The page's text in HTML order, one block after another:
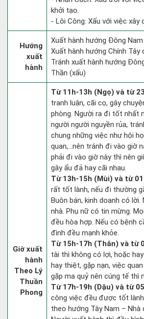
khởi tạo.
- Lôi Công: Xấu với việc xây
Hướng
xuất
hành
Xuất hành hướng Đông
Xuất hành hướng Chính Tây
Tránh xuất hành hướng
Thần (xấu)
Giờ xuất
hành
Theo Lý
Thuần
Phong
Từ 11h-13h (Ngọ) và từ
tranh luận, cãi cọ, gây
phòng. Người ra đi tốt nhất
người người nguyền rủa,
chung những việc như hội
quan,…nên tránh đi vào giờ
phải đi vào giờ này thì nên
gây ẩu đả hay cãi nhau.
Từ 13h-15h (Mùi) và từ
rất tốt lành, nếu đi thường
Buôn bán, kinh doanh có lời.
nhà. Phụ nữ có tin mừng.
đều hòa hợp. Nếu có bệnh
đình đều mạnh khỏe.
Từ 15h-17h (Thân) và từ
tài thì không có lợi, hoặc
hay thiệt, gặp nạn, việc
gặp ma quỷ nên cúng tế thì
Từ 17h-19h (Dậu) và từ
công việc đều được tốt
theo hướng Tây Nam – Nhà